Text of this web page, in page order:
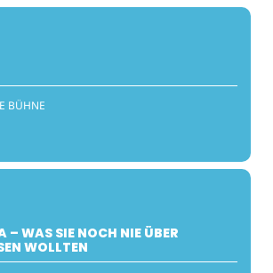
BÜHNE
– WAS SIE NOCH NIE ÜBER
WOLLTEN